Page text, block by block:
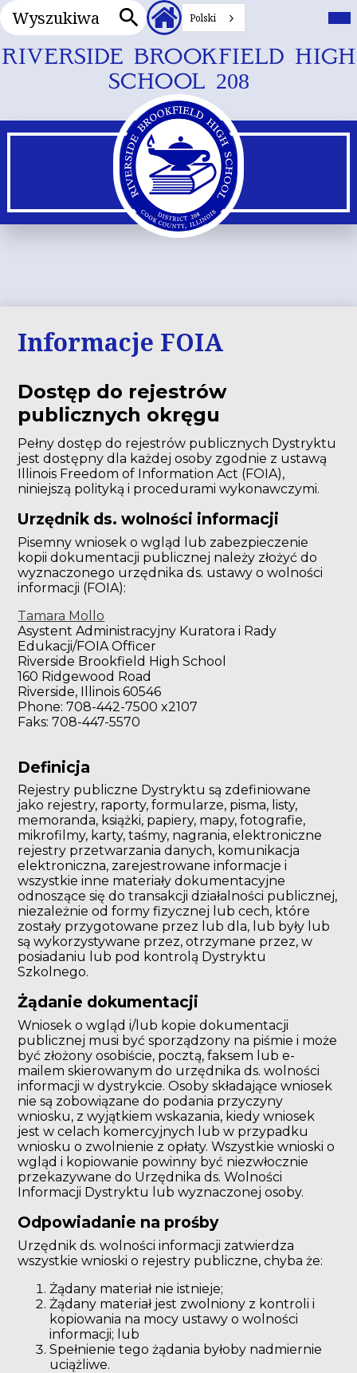
Przejdź
do
głównej
treści
RIVERSIDE BROOKFIELD HIGH
SCHOOL 208
Wyszukiwanie
Nagłówek
Linki
Polski
Informacje FOIA
Dostęp do rejestrów
publicznych okręgu
Pełny dostęp do rejestrów publicznych Dystryktu
jest dostępny dla każdej osoby zgodnie z ustawą
Illinois Freedom of Information Act (FOIA),
niniejszą polityką i procedurami wykonawczymi.
Urzędnik ds. wolności informacji
Pisemny wniosek o wgląd lub zabezpieczenie
kopii dokumentacji publicznej należy złożyć do
wyznaczonego urzędnika ds. ustawy o wolności
informacji (FOIA):
Tamara Mollo
Asystent Administracyjny Kuratora i Rady
Edukacji/FOIA Officer
Riverside Brookfield High School
160 Ridgewood Road
Riverside, Illinois 60546
Phone: 708-442-7500 x2107
Faks: 708-447-5570
Definicja
Rejestry publiczne Dystryktu są zdefiniowane
jako rejestry, raporty, formularze, pisma, listy,
memoranda, książki, papiery, mapy, fotografie,
mikrofilmy, karty, taśmy, nagrania, elektroniczne
rejestry przetwarzania danych, komunikacja
elektroniczna, zarejestrowane informacje i
wszystkie inne materiały dokumentacyjne
odnoszące się do transakcji działalności publicznej,
niezależnie od formy fizycznej lub cech, które
zostały przygotowane przez lub dla, lub były lub
są wykorzystywane przez, otrzymane przez, w
posiadaniu lub pod kontrolą Dystryktu
Szkolnego.
Żądanie dokumentacji
Wniosek o wgląd i/lub kopie dokumentacji
publicznej musi być sporządzony na piśmie i może
być złożony osobiście, pocztą, faksem lub e-
mailem skierowanym do urzędnika ds. wolności
informacji w dystrykcie. Osoby składające wniosek
nie są zobowiązane do podania przyczyny
wniosku, z wyjątkiem wskazania, kiedy wniosek
jest w celach komercyjnych lub w przypadku
wniosku o zwolnienie z opłaty. Wszystkie wnioski o
wgląd i kopiowanie powinny być niezwłocznie
przekazywane do Urzędnika ds. Wolności
Informacji Dystryktu lub wyznaczonej osoby.
Odpowiadanie na prośby
Urzędnik ds. wolności informacji zatwierdza
wszystkie wnioski o rejestry publiczne, chyba że:
Żądany materiał nie istnieje;
Żądany materiał jest zwolniony z kontroli i
kopiowania na mocy ustawy o wolności
informacji; lub
Spełnienie tego żądania byłoby nadmiernie
uciążliwe.